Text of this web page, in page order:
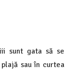
sunt gata să se
sau în curtea